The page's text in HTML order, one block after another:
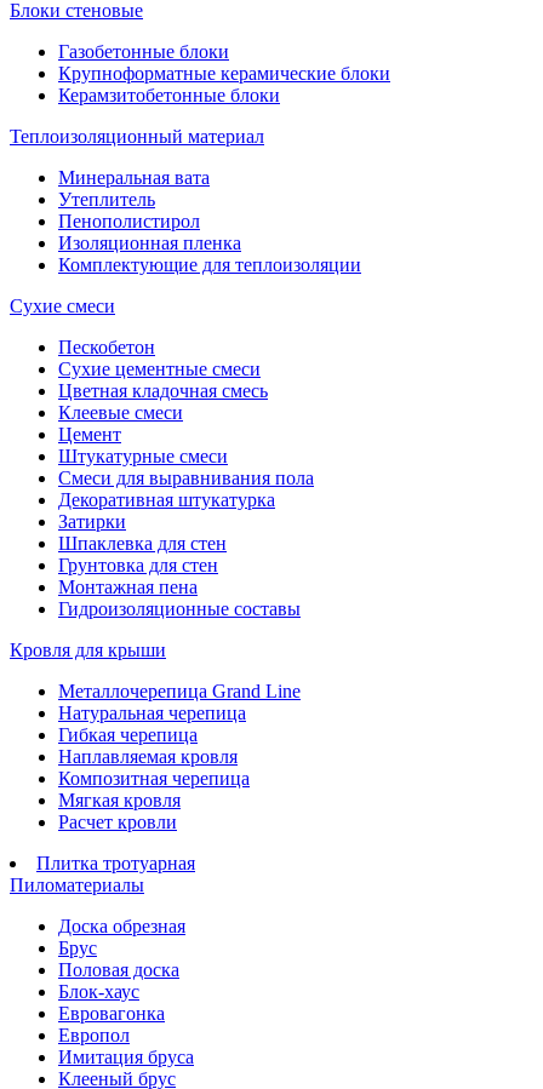
Блоки стеновые
Газобетонные блоки
Крупноформатные керамические блоки
Керамзитобетонные блоки
Теплоизоляционный материал
Минеральная вата
Утеплитель
Пенополистирол
Изоляционная пленка
Комплектующие для теплоизоляции
Сухие смеси
Пескобетон
Сухие цементные смеси
Цветная кладочная смесь
Клеевые смеси
Цемент
Штукатурные смеси
Смеси для выравнивания пола
Декоративная штукатурка
Затирки
Шпаклевка для стен
Грунтовка для стен
Монтажная пена
Гидроизоляционные составы
Кровля для крыши
Металлочерепица Grand Line
Натуральная черепица
Гибкая черепица
Наплавляемая кровля
Композитная черепица
Мягкая кровля
Расчет кровли
Плитка тротуарная
Пиломатериалы
Доска обрезная
Брус
Половая доска
Блок-хаус
Евровагонка
Европол
Имитация бруса
Клееный брус